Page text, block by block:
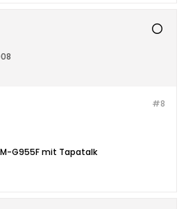
#8
G955F mit Tapatalk